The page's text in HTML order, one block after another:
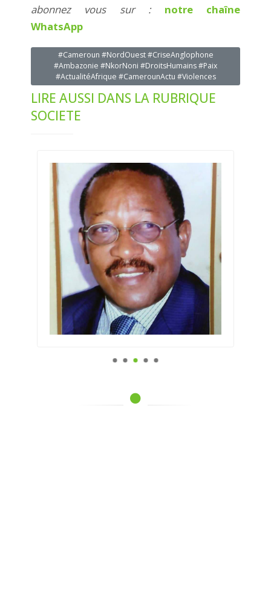
abonnez vous sur : notre chaîne
WhatsApp
#Cameroun #NordOuest #CriseAnglophone
#Ambazonie #NkorNoni #DroitsHumains #Paix
#ActualitéAfrique #CamerounActu #Violences
LIRE AUSSI DANS LA RUBRIQUE
SOCIETE